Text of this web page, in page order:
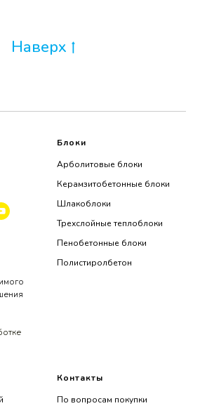
Наверх
Блоки
Арболитовые блоки
Керамзитобетонные блоки
Шлакоблоки
Трехслойные теплоблоки
Пенобетонные блоки
Полистиролбетон
Контакты
По вопросам покупки